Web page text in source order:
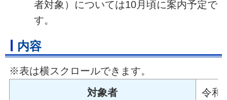
者対象）については10月頃に案内予定で
す。
内容
※表は横スクロールできます。
対象者
令和